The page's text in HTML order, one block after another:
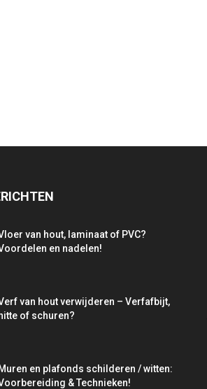
van hout, laminaat of PVC?
en nadelen!
van hout verwijderen – Verfafbijt,
hitte of schuren?
Muren en plafonds schilderen / witten:
& Technieken!